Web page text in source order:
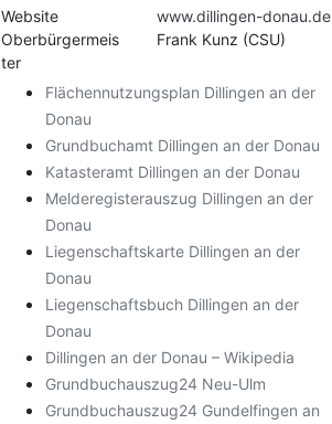
Website
www.dillingen-donau.de
Oberbürgermeis
ter
Frank Kunz (CSU)
Flächennutzungsplan Dillingen an der
Donau
Grundbuchamt Dillingen an der Donau
Katasteramt Dillingen an der Donau
Melderegisterauszug Dillingen an der
Donau
Liegenschaftskarte Dillingen an der
Donau
Liegenschaftsbuch Dillingen an der
Donau
Dillingen an der Donau – Wikipedia
Grundbuchauszug24 Neu-Ulm
Grundbuchauszug24 Gundelfingen an